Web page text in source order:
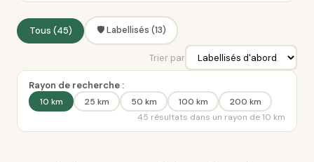
Tous (45) 🛡️ Labellisés (13)
Trier par
Rayon de recherche :
10 km 25 km 50 km 100 km
200 km
45 résultats dans un rayon de 10 km